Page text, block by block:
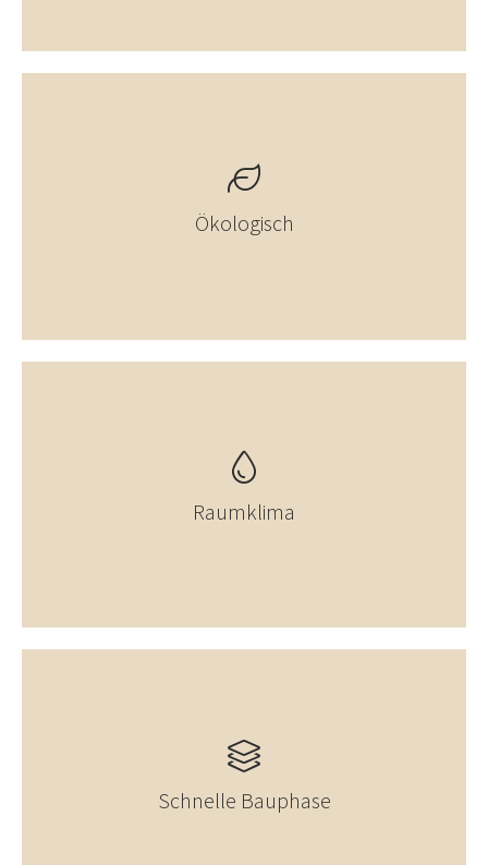
Ökologisch
Raumklima
Schnelle Bauphase